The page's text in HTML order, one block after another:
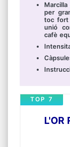
per
toc fort
unió
cafè
L'OR
TOP 7